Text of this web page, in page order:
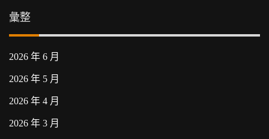
彙整
2026 年 6 月
2026 年 5 月
2026 年 4 月
2026 年 3 月